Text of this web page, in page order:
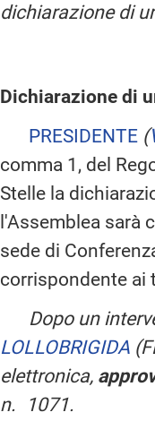
dichiarazione di
Dichiarazione di
PRESIDENTE (
comma 1, del
Stelle la
l'Assemblea sarà
sede di
corrispondente ai
Dopo un
LOLLOBRIGIDA
elettronica,
n. 1071.